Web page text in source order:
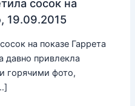
сосок на
19.09.2015
на показе Гаррета
давно привлекла
горячими фото,